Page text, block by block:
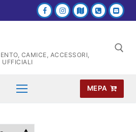
CAMICE, ACCESSORI,
UFFICIALI
MEPA